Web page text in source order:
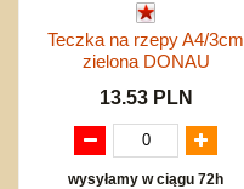
Teczka na rzepy A4/3cm
zielona DONAU
13.53 PLN
wysyłamy w ciągu 72h